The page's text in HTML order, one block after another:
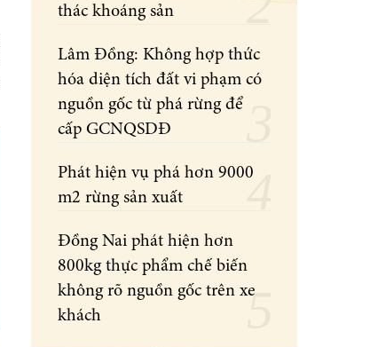
thác khoáng sản
Lâm Đồng: Không hợp thức
hóa diện tích đất vi phạm có
nguồn gốc từ phá rừng để
cấp GCNQSDĐ
Phát hiện vụ phá hơn 9000
m2 rừng sản xuất
Đồng Nai phát hiện hơn
800kg thực phẩm chế biến
không rõ nguồn gốc trên xe
khách